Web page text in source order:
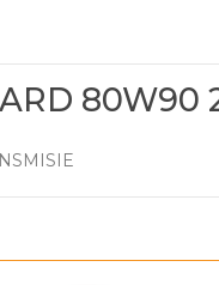
80W90